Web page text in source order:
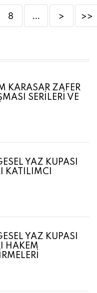
8 … > >>
KARASAR ZAFER
SERİLERİ VE
YAZ KUPASI
KATILIMCI
YAZ KUPASI
HAKEM